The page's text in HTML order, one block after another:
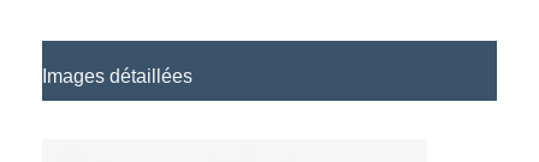
Images détaillées